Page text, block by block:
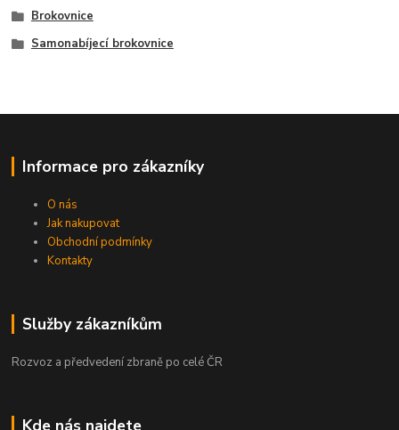
Brokovnice
Samonabíjecí brokovnice
Informace pro zákazníky
O nás
Jak nakupovat
Obchodní podmínky
Kontakty
Služby zákazníkům
Rozvoz a předvedení zbraně po celé ČR
Kde nás najdete